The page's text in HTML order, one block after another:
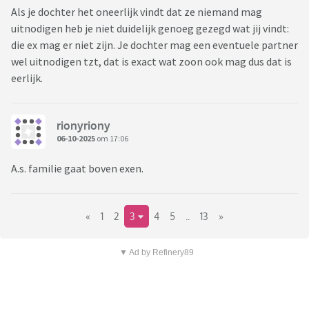
Als je dochter het oneerlijk vindt dat ze niemand mag
uitnodigen heb je niet duidelijk genoeg gezegd wat jij vindt:
die ex mag er niet zijn. Je dochter mag een eventuele partner
wel uitnodigen tzt, dat is exact wat zoon ook mag dus dat is
eerlijk.
rionyriony
06-10-2025 om 17:06
A.s. familie gaat boven exen.
« 1 2 3 4 5 13 »
▼ Ad by Refinery89